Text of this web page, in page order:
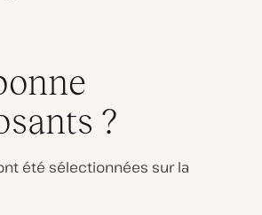
?
été sélectionnées sur la